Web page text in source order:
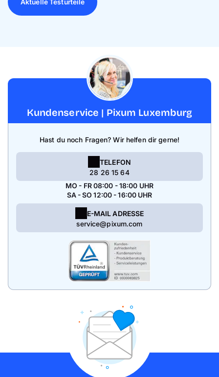
Aktuelle Testurteile
Kundenservice | Pixum Luxemburg
Hast du noch Fragen? Wir helfen dir gerne!
TELEFON
28 26 15 64
MO - FR 08:00 - 18:00 UHR
SA - SO 12:00 - 16:00 UHR
E-MAIL ADRESSE
service@pixum.com